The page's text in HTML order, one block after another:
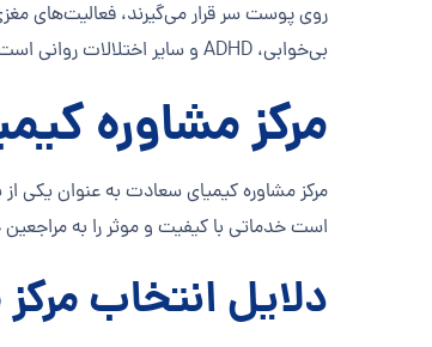
روی پوست سر قرار می‌گیرند، فعالیت‌های
بی‌خوابی، ADHD و سایر اختلالات روانی است.
مرکز مشاوره
مرکز مشاوره کیمیای سعادت به عنوان یکی
است خدماتی با کیفیت و موثر را به مراجعین
دلایل انتخاب